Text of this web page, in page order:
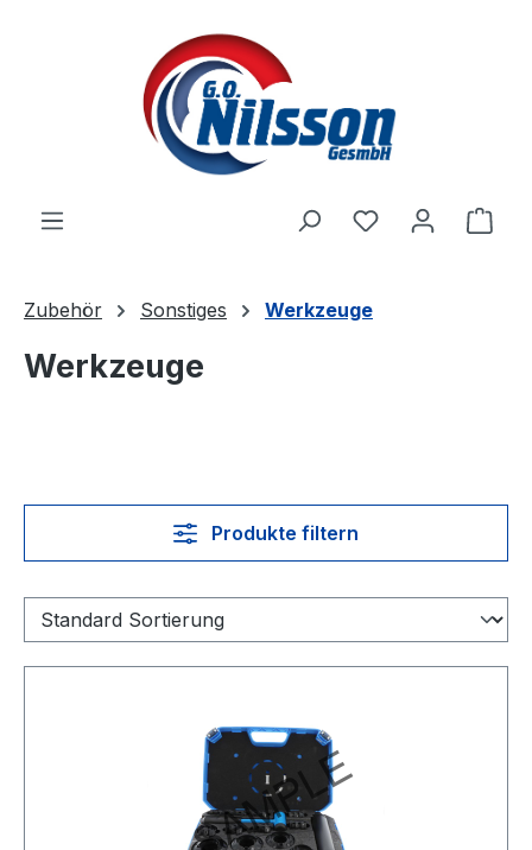
Zum Hauptinhalt springen
Zubehör Sonstiges Werkzeuge
Werkzeuge
Produkte filtern